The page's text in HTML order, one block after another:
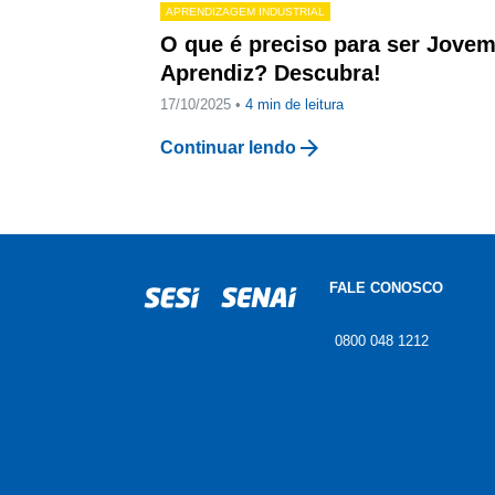
APRENDIZAGEM INDUSTRIAL
O que é preciso para ser Jovem
Aprendiz? Descubra!
17/10/2025 • 4 min de leitura
Continuar lendoarrow_forward
FALE CONOSCO
0800 048 1212